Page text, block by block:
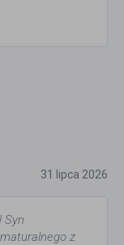
31 lipca 2026
Syn
z